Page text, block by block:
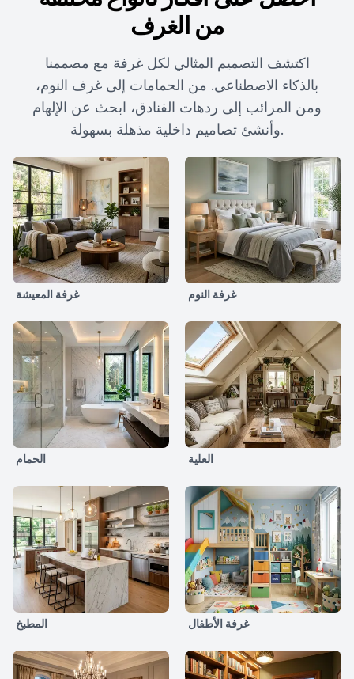
من الغرف
اكتشف التصميم المثالي لكل غرفة مع مصممنا
بالذكاء الاصطناعي. من الحمامات إلى غرف النوم،
ومن المرائب إلى ردهات الفنادق، ابحث عن الإلهام
وأنشئ تصاميم داخلية مذهلة بسهولة.
غرفة المعيشة غرفة النوم
الحمام العلية
المطبخ غرفة الأطفال